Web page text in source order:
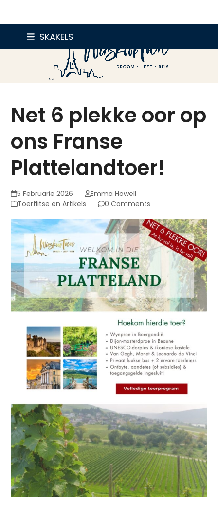
SKAKELS
Net 6 plekke oor op
ons Franse
Plattelandtoer!
5 Februarie 2026
Emma Howell
Toerflitse en Artikels
0 Comments